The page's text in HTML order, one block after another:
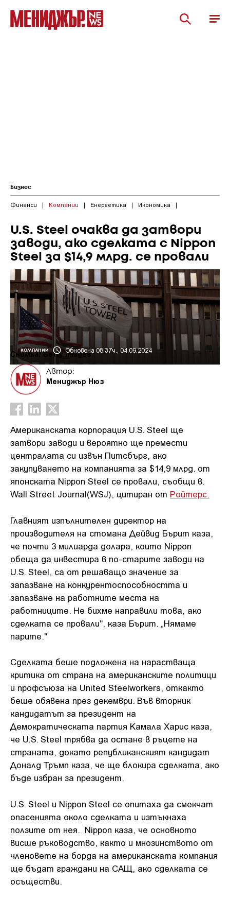
Бизнес
Финанси | Компании | Енергетика | Икономика |
U.S. Steel очаква да затвори
заводи, ако сделката с Nippon
Steel за $14,9 млрд. се провали
КОМПАНИИ Обновена 08:37ч., 04.09.2024
Снимка: Getty Images
Автор:
Мениджър Нюз
Американската корпорация U.S. Steel ще
затвори заводи и вероятно ще премести
централата си извън Питсбърг, ако
закупуването на компанията за $14,9 млрд. от
японската Nippon Steel се провали, съобщи в.
Wall Street Journal(WSJ), цитиран от Ройтерс.
Главният изпълнителен директор на
производителя на стомана Дейвид Бърит каза,
че почти 3 милиарда долара, които Nippon
обеща да инвестира в по-старите заводи на
U.S. Steel, са от решаващо значение за
запазване на конкурентоспособността и
запазване на работните места на
работниците. Не бихме направили това, ако
сделката се провали", каза Бърит. „Нямаме
парите."
Сделката беше подложена на нарастваща
критика от страна на американските политици
и профсъюза на United Steelworkers, откакто
беше обявена през декември. Във вторник
кандидатът за президент на
Демократическата партия Камала Харис каза,
че U.S. Steel трябва да остане в ръцете на
страната, докато републиканският кандидат
Доналд Тръмп каза, че ще блокира сделката, ако
бъде избран за президент.
U.S. Steel и Nippon Steel се опитаха да смекчат
опасенията около сделката и изтъкнаха
ползите от нея. Nippon каза, че основното
висше ръководство, както и мнозинството от
членовете на борда на американската компания
ще бъдат граждани на САЩ, ако сделката се
осъществи.